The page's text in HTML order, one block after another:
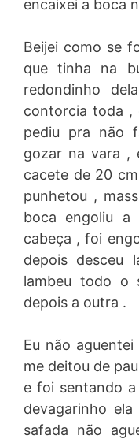
encaixei a boca
Beijei como se
que tinha na
redondinho
contorcia toda ,
pediu pra não
gozar na vara ,
cacete de 20
punhetou ,
boca engoliu a
cabeça , foi
depois desceu
lambeu todo o
depois a outra .
Eu não
me deitou de
e foi sentando
devagarinho
safada não